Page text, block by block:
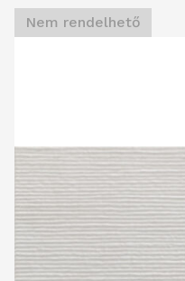
Nem rendelhető